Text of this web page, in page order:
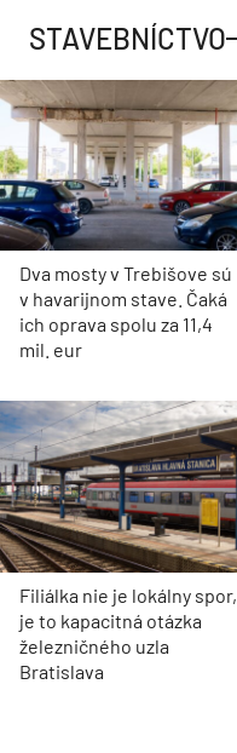
STAVEBNÍCTVO
Dva mosty v Trebišove sú
v havarijnom stave. Čaká
ich oprava spolu za 11,4
mil. eur
Filiálka nie je lokálny spor,
je to kapacitná otázka
železničného uzla
Bratislava